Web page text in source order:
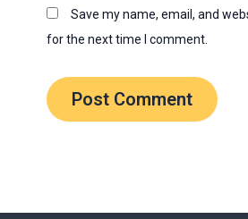
Save my name, email, and
for the next time I comment.